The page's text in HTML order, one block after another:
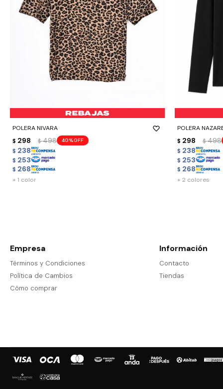
POLERA NIVARA
$ 298 $ 498 40
$ 238
$ 253
$ 268
- +
+ 1 color
POLERA
$ 298 $ 498
$ 238
$ 253
$ 268
- +
+ 2 colores
Empresa
Términos y Condiciones
Política de Cambios
Cómo comprar
Información
Contacto
Tiendas